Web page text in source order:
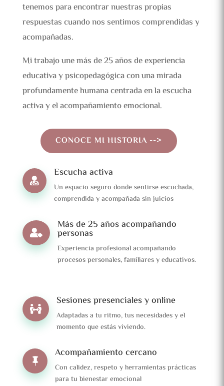
tenemos para encontrar nuestras propias
respuestas cuando nos sentimos comprendidas y
acompañadas.
Mi trabajo une más de 25 años de experiencia
educativa y psicopedagógica con una mirada
profundamente humana centrada en la escucha
activa y el acompañamiento emocional.
CONOCE MI HISTORIA -->

Escucha activa
Un espacio seguro donde sentirse escuchada,
comprendida y acompañada sin juicios

Más de 25 años acompañando
personas
Experiencia profesional acompañando
procesos personales, familiares y educativos.

Sesiones presenciales y online
Adaptadas a tu ritmo, tus necesidades y el
momento que estás viviendo.

Acompañamiento cercano
Con calidez, respeto y herramientas prácticas
para tu bienestar emocional